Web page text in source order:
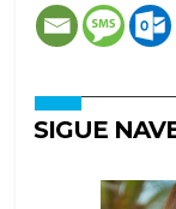
SIGUE